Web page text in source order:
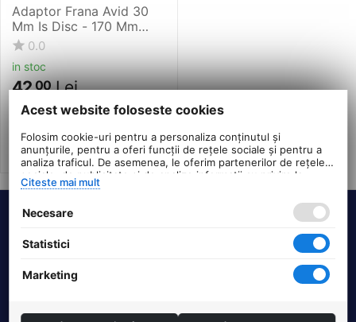
Adaptor Frana Avid 30
Mm Is Disc - 170 Mm
Spate, Negru
0.0
in stoc
PRP:
4200 Lei
DHS Bike Parts
Suport clienti
Acest website foloseste cookies
Folosim cookie-uri pentru a personaliza conținutul și
anunțurile, pentru a oferi funcții de rețele sociale și pentru a
analiza traficul. De asemenea, le oferim partenerilor de rețele
sociale, de publicitate și de analize informații cu privire la
modul în care folosiți site-ul nostru. Aceștia le pot combina cu
serviciilor lor.
Citeste mai mult
Necesare
Statistici
Marketing